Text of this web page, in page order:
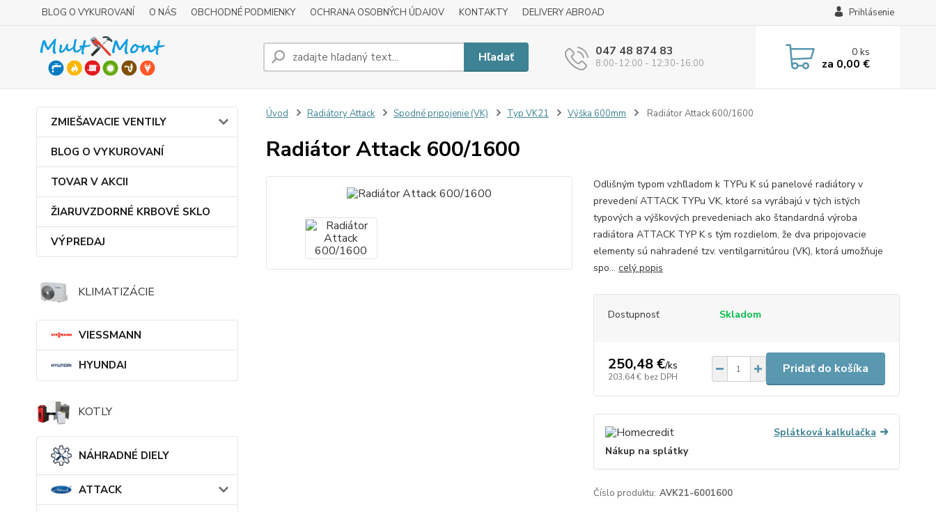
BLOG O VYKUROVANÍ O NÁS OBCHODNÉ PODMIENKY OCHRANA OSOBNÝCH ÚDAJOV KONTAKTY DELIVERY ABROAD Prihlásenie
Hľadať 047 48 874 83
8:00-12:00 - 12:30-16:00
0ks
za 0,00 €
ZMIEŠAVACIE VENTILY
BLOG O VYKUROVANÍ
TOVAR V AKCII
ŽIARUVZDORNÉ KRBOVÉ SKLO
VÝPREDAJ
KLIMATIZÁCIE
VIESSMANN
HYUNDAI
KOTLY
NÁHRADNÉ DIELY
ATTACK
Úvod Radiátory Attack Spodné pripojenie (VK) Typ VK21 Výška 600mm Radiátor Attack 600/1600
Radiátor Attack 600/1600
Odlišným typom vzhľladom k TYPu K sú panelové radiátory v
prevedení ATTACK TYPu VK, ktoré sa vyrábajú v tých istých
typových a výškových prevedeniach ako štandardná výroba
radiátora ATTACK TYP K s tým rozdielom, že dva pripojovacie
elementy sú nahradené tzv. ventilgarnitúrou (VK), ktorá umožňuje
spo... celý popis
Dostupnosť Skladom
250,48 €/ks
203,64 € bez DPH
Pridať do košíka
Splátková kalkulačka
Nákup na splátky
Číslo produktu: AVK21-6001600